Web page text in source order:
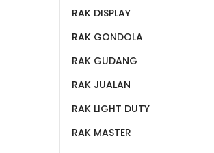
RAK DISPLAY
RAK GONDOLA
RAK GUDANG
RAK JUALAN
RAK LIGHT DUTY
RAK MASTER